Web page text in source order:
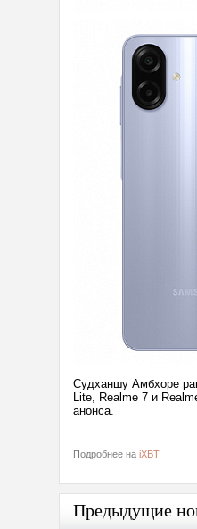
Судханшу Амбхоре
Lite, Realme 7 и
анонса.
Подробнее на iXBT
Предыдущие